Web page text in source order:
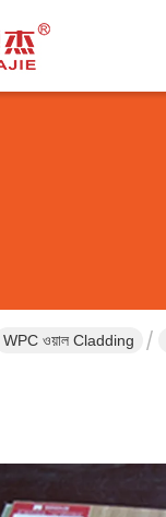
WPC ওয়াল Cladding